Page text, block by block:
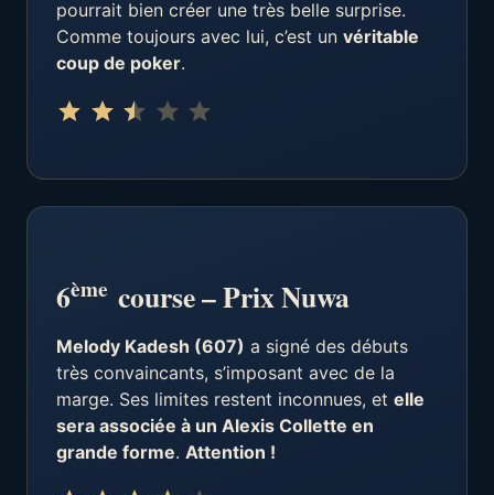
pourrait bien créer une très belle surprise.
Comme toujours avec lui, c’est un véritable
coup de poker.
⭐⭐ ⭐
6ème course – Prix Nuwa
Melody Kadesh (607) a signé des débuts
très convaincants, s’imposant avec de la
marge. Ses limites restent inconnues, et elle
sera associée à un Alexis Collette en
grande forme. Attention !